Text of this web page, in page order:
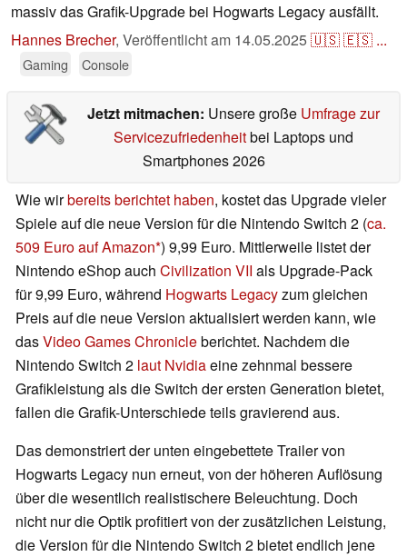
massiv das Grafik-Upgrade bei Hogwarts Legacy ausfällt.
Hannes Brecher, Veröffentlicht am 14.05.2025🇺🇸🇪🇸 ...
Gaming Console
Jetzt mitmachen: Unsere große Umfrage zur
Servicezufriedenheitbei Laptops und
Smartphones 2026
Wie wirbereits berichtet haben, kostet das Upgrade vieler
Spiele auf die neue Version für die Nintendo Switch 2 (ca.
509 Euro auf Amazon ) 9,99 Euro. Mittlerweile listet der
Nintendo eShop auch Civilization VII als Upgrade-Pack
für 9,99 Euro, während Hogwarts Legacyzum gleichen
Preis auf die neue Version aktualisiert werden kann, wie
dasVideo Games Chronicleberichtet. Nachdem die
Nintendo Switch 2 laut Nvidiaeine zehnmal bessere
Grafikleistung als die Switch der ersten Generation bietet,
fallen die Grafik-Unterschiede teils gravierend aus.
Das demonstriert der unten eingebettete Trailer von
Hogwarts Legacy nun erneut, von der höheren Auflösung
über die wesentlich realistischere Beleuchtung. Doch
nicht nur die Optik profitiert von der zusätzlichen Leistung,
die Version für die Nintendo Switch 2 bietet endlich jene